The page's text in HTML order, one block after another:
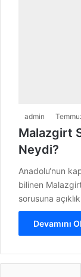
admin
Malazgirt
Neydi?
Anadolu‘nun
bilinen
sorusuna
Devamını